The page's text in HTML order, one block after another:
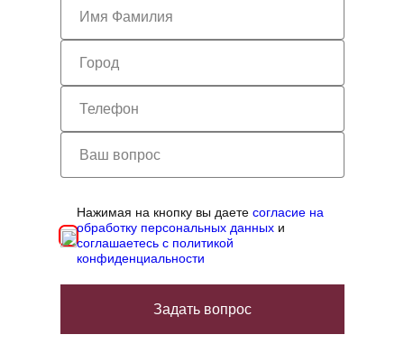
Нажимая на кнопку вы даетесогласие на
обработку персональных данных и
соглашаетесь с политикой
конфиденциальности
Задать вопрос